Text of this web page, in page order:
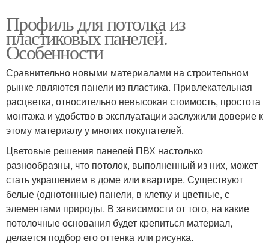
Профиль для потолка из
пластиковых панелей.
Особенности
Сравнительно новыми материалами на строительном
рынке являются панели из пластика. Привлекательная
расцветка, относительно невысокая стоимость, простота
монтажа и удобство в эксплуатации заслужили доверие к
этому материалу у многих покупателей.
Цветовые решения панелей ПВХ настолько
разнообразны, что потолок, выполненный из них, может
стать украшением в доме или квартире. Существуют
белые (однотонные) панели, в клетку и цветные, с
элементами природы. В зависимости от того, на какие
потолочные основания будет крепиться материал,
делается подбор его оттенка или рисунка.